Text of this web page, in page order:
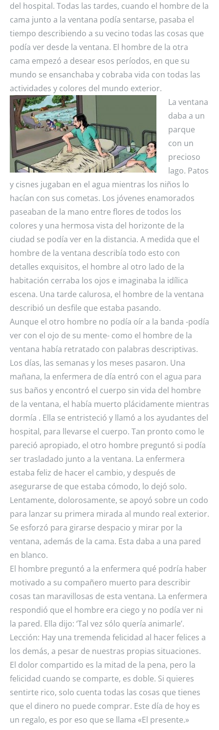
del hospital. Todas las tardes, cuando el hombre de la
cama junto a la ventana podía sentarse, pasaba el
tiempo describiendo a su vecino todas las cosas que
podía ver desde la ventana. El hombre de la otra
cama empezó a desear esos períodos, en que su
mundo se ensanchaba y cobraba vida con todas las
actividades y colores del mundo exterior.
La ventana
daba a un
parque
con un
precioso
lago. Patos
y cisnes jugaban en el agua mientras los niños lo
hacían con sus cometas. Los jóvenes enamorados
paseaban de la mano entre flores de todos los
colores y una hermosa vista del horizonte de la
ciudad se podía ver en la distancia. A medida que el
hombre de la ventana describía todo esto con
detalles exquisitos, el hombre al otro lado de la
habitación cerraba los ojos e imaginaba la idílica
escena. Una tarde calurosa, el hombre de la ventana
describió un desfile que estaba pasando.
Aunque el otro hombre no podía oír a la banda -podía
ver con el ojo de su mente- como el hombre de la
ventana había retratado con palabras descriptivas.
Los días, las semanas y los meses pasaron. Una
mañana, la enfermera de día entró con el agua para
sus baños y encontró el cuerpo sin vida del hombre
de la ventana, el había muerto plácidamente mientras
dormía . Ella se entristeció y llamó a los ayudantes del
hospital, para llevarse el cuerpo. Tan pronto como le
pareció apropiado, el otro hombre preguntó si podía
ser trasladado junto a la ventana. La enfermera
estaba feliz de hacer el cambio, y después de
asegurarse de que estaba cómodo, lo dejó solo.
Lentamente, dolorosamente, se apoyó sobre un codo
para lanzar su primera mirada al mundo real exterior.
Se esforzó para girarse despacio y mirar por la
ventana, además de la cama. Esta daba a una pared
en blanco.
El hombre preguntó a la enfermera qué podría haber
motivado a su compañero muerto para describir
cosas tan maravillosas de esta ventana. La enfermera
respondió que el hombre era ciego y no podía ver ni
la pared. Ella dijo: ‘Tal vez sólo quería animarle’.
Lección: Hay una tremenda felicidad al hacer felices a
los demás, a pesar de nuestras propias situaciones.
El dolor compartido es la mitad de la pena, pero la
felicidad cuando se comparte, es doble. Si quieres
sentirte rico, solo cuenta todas las cosas que tienes
que el dinero no puede comprar. Este día de hoy es
un regalo, es por eso que se llama «El presente.»